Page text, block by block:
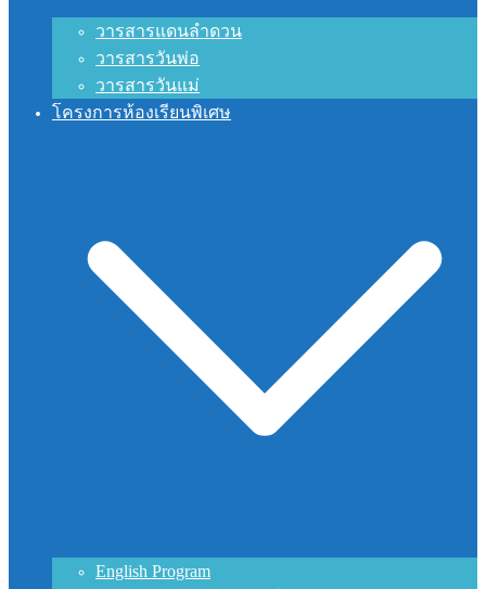
วารสารแดนลำดวน
วารสารวันพ่อ
วารสารวันแม่
โครงการห้องเรียนพิเศษ
English Program